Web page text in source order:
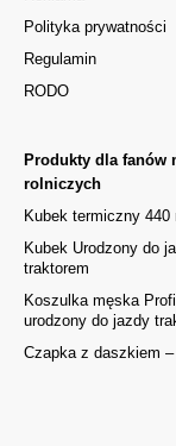
Polityka prywatności
Regulamin
RODO
Produkty dla fanów
rolniczych
Kubek termiczny 440
Kubek Urodzony do
traktorem
Koszulka męska
urodzony do jazdy
Czapka z daszkiem